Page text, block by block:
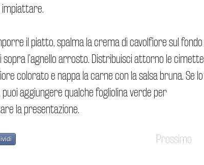
il piatto, spalma la crema di cavolfiore sul fondo
sopra l’agnello arrosto. Distribuisci attorno le cimette
colorato e nappa la carne con la salsa bruna. Se lo
puoi aggiungere qualche fogliolina verde per
la presentazione.
Prossimo